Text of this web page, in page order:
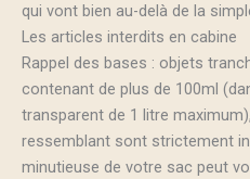
qui vont bien au-delà de la
Les articles interdits en cabine
Rappel des bases : objets
contenant de plus de 100ml
transparent de 1 litre
ressemblant sont strictement
minutieuse de votre sac peut